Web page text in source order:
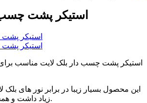
استیکر پشت چسب
استیکر پشت چسب دار بلک لایت مناسب
این محصول بسیار زیبا در برابر نور های
زیاد داشت و همچنین ضد آب می باشد.